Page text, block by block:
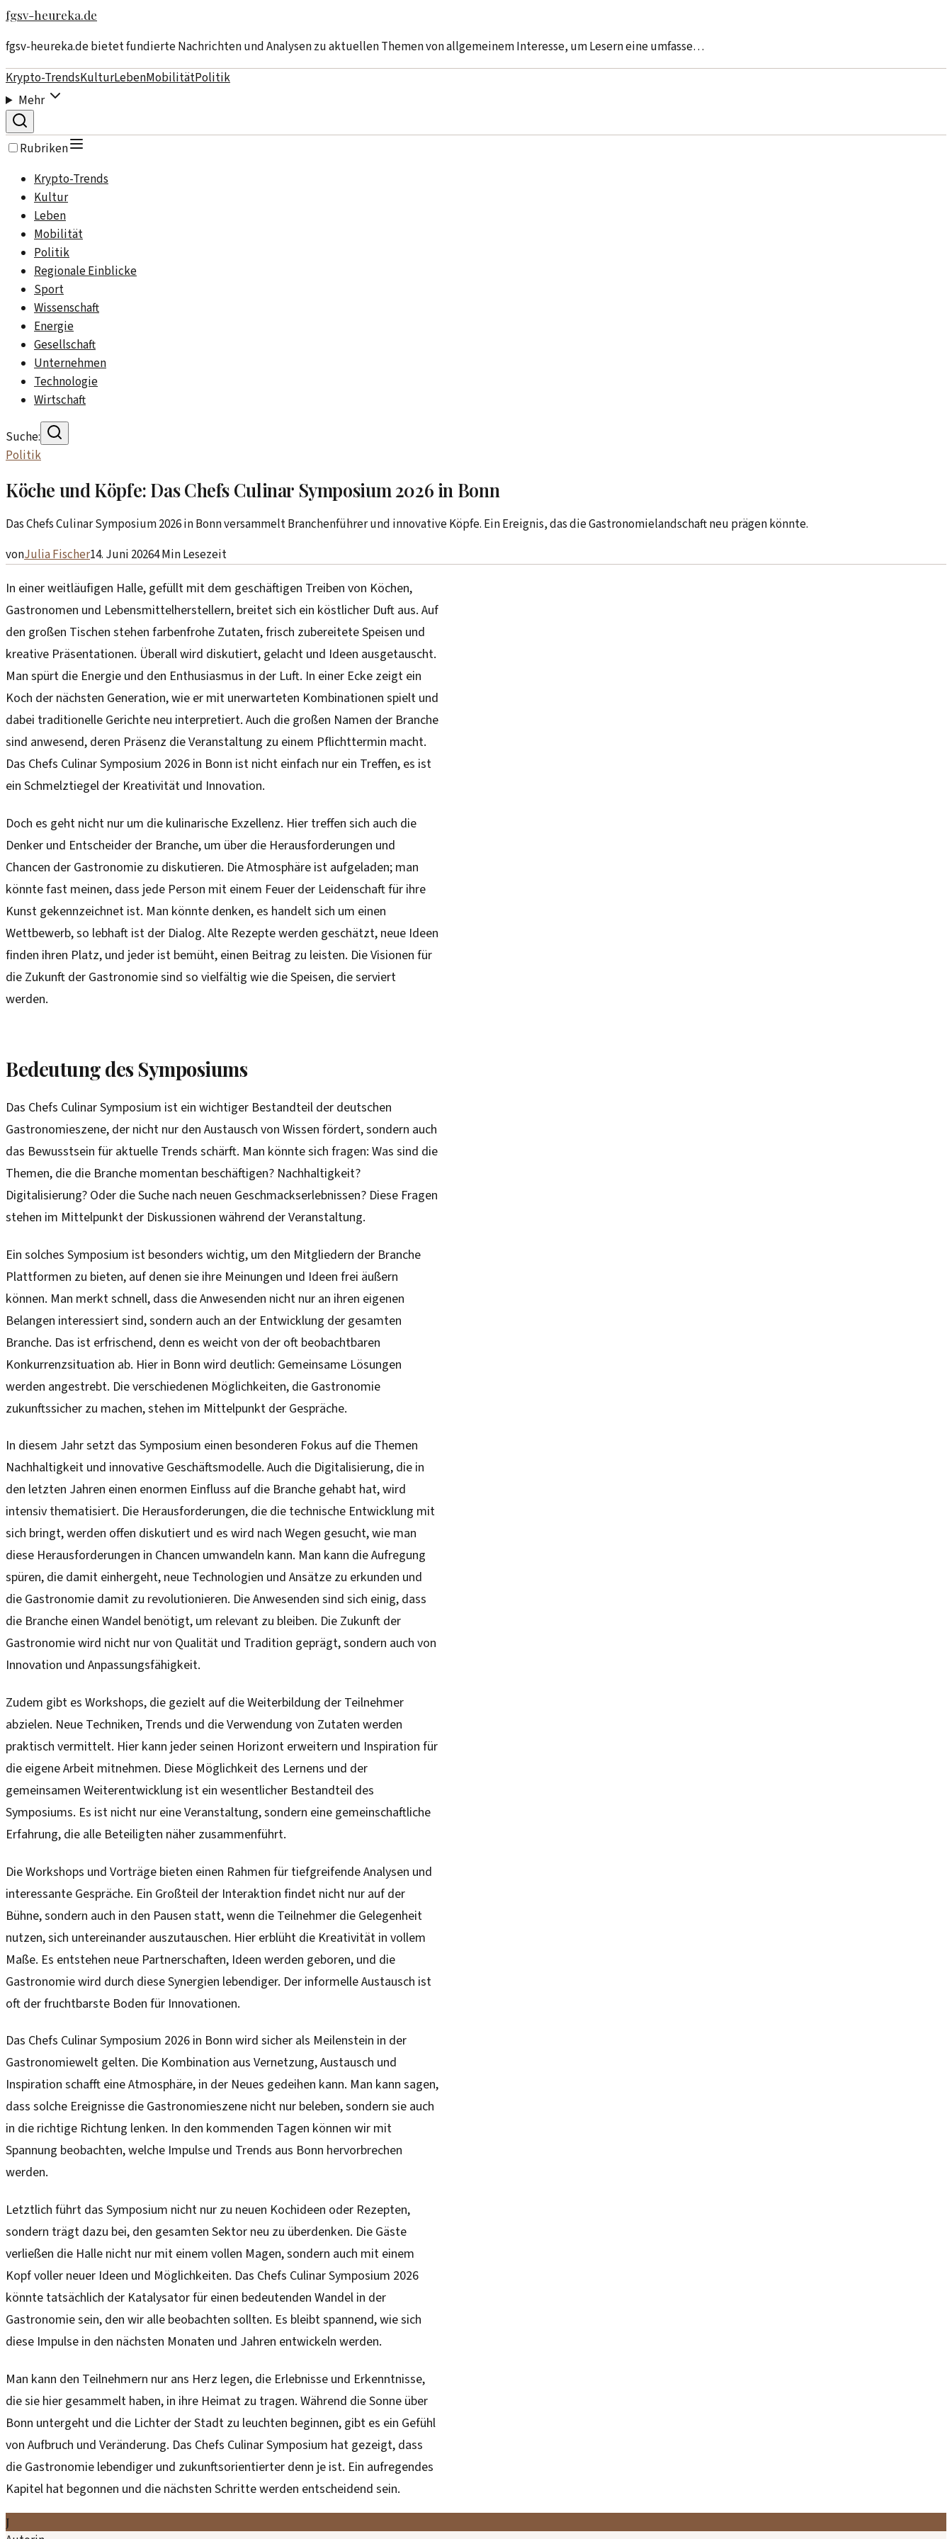
fgsv-heureka.de
fgsv-heureka.de bietet fundierte Nachrichten und Analysen zu aktuellen Themen von allgemeinem Interesse, um Lesern eine umfasse…
Krypto-TrendsKulturLebenMobilitätPolitik
Mehr
Rubriken
Krypto-Trends
Kultur
Leben
Mobilität
Politik
Regionale Einblicke
Sport
Wissenschaft
Energie
Gesellschaft
Unternehmen
Technologie
Wirtschaft
Suche:
Politik
Köche und Köpfe: Das Chefs Culinar Symposium 2026 in Bonn
Das Chefs Culinar Symposium 2026 in Bonn versammelt Branchenführer und innovative Köpfe. Ein Ereignis, das die Gastronomielandschaft neu prägen könnte.
vonJulia Fischer14. Juni 20264Min Lesezeit
In einer weitläufigen Halle, gefüllt mit dem geschäftigen Treiben von Köchen,
Gastronomen und Lebensmittelherstellern, breitet sich ein köstlicher Duft aus. Auf
den großen Tischen stehen farbenfrohe Zutaten, frisch zubereitete Speisen und
kreative Präsentationen. Überall wird diskutiert, gelacht und Ideen ausgetauscht.
Man spürt die Energie und den Enthusiasmus in der Luft. In einer Ecke zeigt ein
Koch der nächsten Generation, wie er mit unerwarteten Kombinationen spielt und
dabei traditionelle Gerichte neu interpretiert. Auch die großen Namen der Branche
sind anwesend, deren Präsenz die Veranstaltung zu einem Pflichttermin macht.
Das Chefs Culinar Symposium 2026 in Bonn ist nicht einfach nur ein Treffen, es ist
ein Schmelztiegel der Kreativität und Innovation.
Doch es geht nicht nur um die kulinarische Exzellenz. Hier treffen sich auch die
Denker und Entscheider der Branche, um über die Herausforderungen und
Chancen der Gastronomie zu diskutieren. Die Atmosphäre ist aufgeladen; man
könnte fast meinen, dass jede Person mit einem Feuer der Leidenschaft für ihre
Kunst gekennzeichnet ist. Man könnte denken, es handelt sich um einen
Wettbewerb, so lebhaft ist der Dialog. Alte Rezepte werden geschätzt, neue Ideen
finden ihren Platz, und jeder ist bemüht, einen Beitrag zu leisten. Die Visionen für
die Zukunft der Gastronomie sind so vielfältig wie die Speisen, die serviert
werden.
Bedeutung des Symposiums
Das Chefs Culinar Symposium ist ein wichtiger Bestandteil der deutschen
Gastronomieszene, der nicht nur den Austausch von Wissen fördert, sondern auch
das Bewusstsein für aktuelle Trends schärft. Man könnte sich fragen: Was sind die
Themen, die die Branche momentan beschäftigen? Nachhaltigkeit?
Digitalisierung? Oder die Suche nach neuen Geschmackserlebnissen? Diese Fragen
stehen im Mittelpunkt der Diskussionen während der Veranstaltung.
Ein solches Symposium ist besonders wichtig, um den Mitgliedern der Branche
Plattformen zu bieten, auf denen sie ihre Meinungen und Ideen frei äußern
können. Man merkt schnell, dass die Anwesenden nicht nur an ihren eigenen
Belangen interessiert sind, sondern auch an der Entwicklung der gesamten
Branche. Das ist erfrischend, denn es weicht von der oft beobachtbaren
Konkurrenzsituation ab. Hier in Bonn wird deutlich: Gemeinsame Lösungen
werden angestrebt. Die verschiedenen Möglichkeiten, die Gastronomie
zukunftssicher zu machen, stehen im Mittelpunkt der Gespräche.
In diesem Jahr setzt das Symposium einen besonderen Fokus auf die Themen
Nachhaltigkeit und innovative Geschäftsmodelle. Auch die Digitalisierung, die in
den letzten Jahren einen enormen Einfluss auf die Branche gehabt hat, wird
intensiv thematisiert. Die Herausforderungen, die die technische Entwicklung mit
sich bringt, werden offen diskutiert und es wird nach Wegen gesucht, wie man
diese Herausforderungen in Chancen umwandeln kann. Man kann die Aufregung
spüren, die damit einhergeht, neue Technologien und Ansätze zu erkunden und
die Gastronomie damit zu revolutionieren. Die Anwesenden sind sich einig, dass
die Branche einen Wandel benötigt, um relevant zu bleiben. Die Zukunft der
Gastronomie wird nicht nur von Qualität und Tradition geprägt, sondern auch von
Innovation und Anpassungsfähigkeit.
Zudem gibt es Workshops, die gezielt auf die Weiterbildung der Teilnehmer
abzielen. Neue Techniken, Trends und die Verwendung von Zutaten werden
praktisch vermittelt. Hier kann jeder seinen Horizont erweitern und Inspiration für
die eigene Arbeit mitnehmen. Diese Möglichkeit des Lernens und der
gemeinsamen Weiterentwicklung ist ein wesentlicher Bestandteil des
Symposiums. Es ist nicht nur eine Veranstaltung, sondern eine gemeinschaftliche
Erfahrung, die alle Beteiligten näher zusammenführt.
Die Workshops und Vorträge bieten einen Rahmen für tiefgreifende Analysen und
interessante Gespräche. Ein Großteil der Interaktion findet nicht nur auf der
Bühne, sondern auch in den Pausen statt, wenn die Teilnehmer die Gelegenheit
nutzen, sich untereinander auszutauschen. Hier erblüht die Kreativität in vollem
Maße. Es entstehen neue Partnerschaften, Ideen werden geboren, und die
Gastronomie wird durch diese Synergien lebendiger. Der informelle Austausch ist
oft der fruchtbarste Boden für Innovationen.
Das Chefs Culinar Symposium 2026 in Bonn wird sicher als Meilenstein in der
Gastronomiewelt gelten. Die Kombination aus Vernetzung, Austausch und
Inspiration schafft eine Atmosphäre, in der Neues gedeihen kann. Man kann sagen,
dass solche Ereignisse die Gastronomieszene nicht nur beleben, sondern sie auch
in die richtige Richtung lenken. In den kommenden Tagen können wir mit
Spannung beobachten, welche Impulse und Trends aus Bonn hervorbrechen
werden.
Letztlich führt das Symposium nicht nur zu neuen Kochideen oder Rezepten,
sondern trägt dazu bei, den gesamten Sektor neu zu überdenken. Die Gäste
verließen die Halle nicht nur mit einem vollen Magen, sondern auch mit einem
Kopf voller neuer Ideen und Möglichkeiten. Das Chefs Culinar Symposium 2026
könnte tatsächlich der Katalysator für einen bedeutenden Wandel in der
Gastronomie sein, den wir alle beobachten sollten. Es bleibt spannend, wie sich
diese Impulse in den nächsten Monaten und Jahren entwickeln werden.
Man kann den Teilnehmern nur ans Herz legen, die Erlebnisse und Erkenntnisse,
die sie hier gesammelt haben, in ihre Heimat zu tragen. Während die Sonne über
Bonn untergeht und die Lichter der Stadt zu leuchten beginnen, gibt es ein Gefühl
von Aufbruch und Veränderung. Das Chefs Culinar Symposium hat gezeigt, dass
die Gastronomie lebendiger und zukunftsorientierter denn je ist. Ein aufregendes
Kapitel hat begonnen und die nächsten Schritte werden entscheidend sein.
J